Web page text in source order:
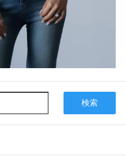
検索